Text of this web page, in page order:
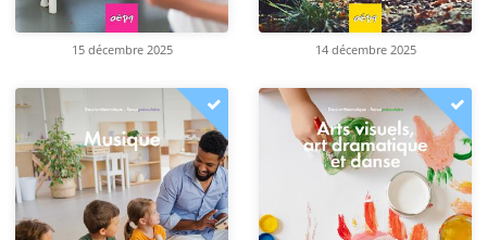
15 décembre 2025 14 décembre 2025